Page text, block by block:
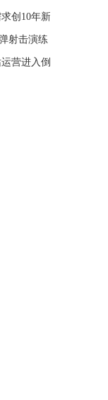
创10年新高
射击演练
营进入倒计时